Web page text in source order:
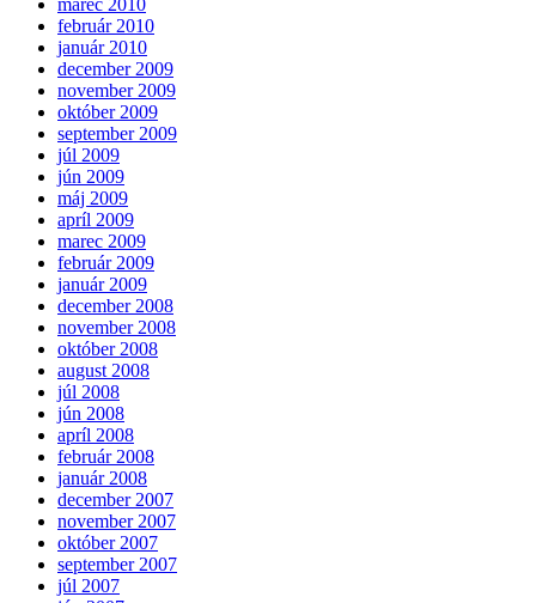
marec 2010
február 2010
január 2010
december 2009
november 2009
október 2009
september 2009
júl 2009
jún 2009
máj 2009
apríl 2009
marec 2009
február 2009
január 2009
december 2008
november 2008
október 2008
august 2008
júl 2008
jún 2008
apríl 2008
február 2008
január 2008
december 2007
november 2007
október 2007
september 2007
júl 2007